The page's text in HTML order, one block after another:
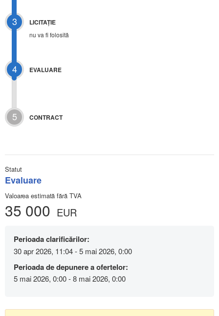
3 LICITAŢIE
nu va fi folosită
4 EVALUARE
5 CONTRACT
Statut
Evaluare
Valoarea estimată fără TVA
35 000 EUR
Perioada clarificărilor:
30 apr 2026, 11:04 - 5 mai 2026, 0:00
Perioada de depunere a ofertelor:
5 mai 2026, 0:00 - 8 mai 2026, 0:00